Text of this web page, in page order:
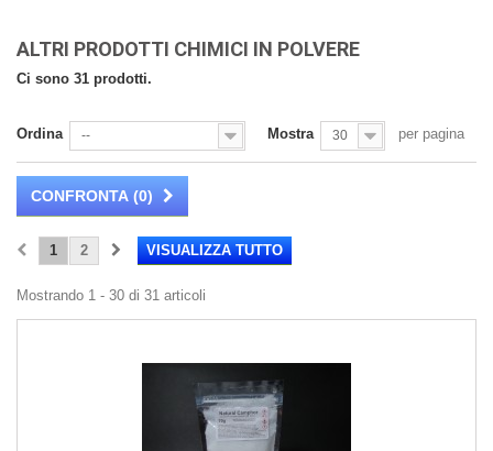
ALTRI PRODOTTI CHIMICI IN POLVERE
Ci sono 31 prodotti.
Ordina -- Mostra 30 per pagina
CONFRONTA (0)
VISUALIZZA TUTTO
1 2
Mostrando 1 - 30 di 31 articoli